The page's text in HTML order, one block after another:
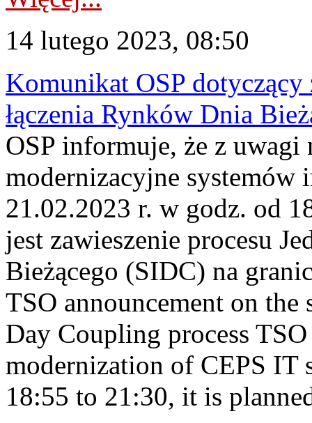
14 lutego 2023, 08:50
Komunikat OSP dotyczący
łączenia Rynków Dnia
OSP informuje, że z uwagi
modernizacyjne
21.02.2023 r. w godz. od
jest zawieszenie procesu
Bieżącego (SIDC) na
TSO announcement on
Day Coupling process
modernization of CEPS IT
18:55 to 21:30, it is